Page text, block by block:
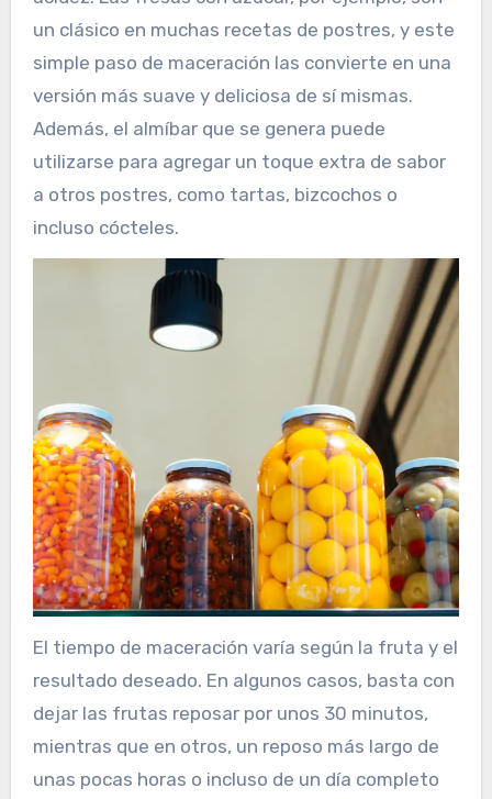
un clásico en muchas recetas de postres, y este
simple paso de maceración las convierte en una
versión más suave y deliciosa de sí mismas.
Además, el almíbar que se genera puede
utilizarse para agregar un toque extra de sabor
a otros postres, como tartas, bizcochos o
incluso cócteles.
El tiempo de maceración varía según la fruta y el
resultado deseado. En algunos casos, basta con
dejar las frutas reposar por unos 30 minutos,
mientras que en otros, un reposo más largo de
unas pocas horas o incluso de un día completo